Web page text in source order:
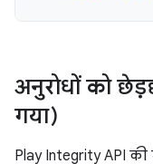
अनुरोधों को
गया)
Play Integrity API